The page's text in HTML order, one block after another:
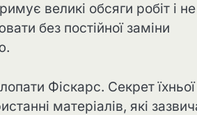
великі обсяги робіт і не
без постійної заміни
Фіскарс. Секрет їхньої
матеріалів, які